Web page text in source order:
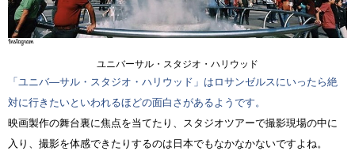
ユニバーサル・スタジオ・ハリウッド
「ユニバ―サル・スタジオ・ハリウッド」はロサンゼルスにいったら絶
対に行きたいといわれるほどの面白さがあるようです。
映画製作の舞台裏に焦点を当てたり、スタジオツアーで撮影現場の中に
入り、撮影を体感できたりするのは日本でもなかなかないですよね。